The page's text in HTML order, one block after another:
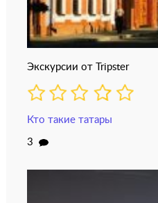
Экскурсии от Tripster
Кто такие татары
3